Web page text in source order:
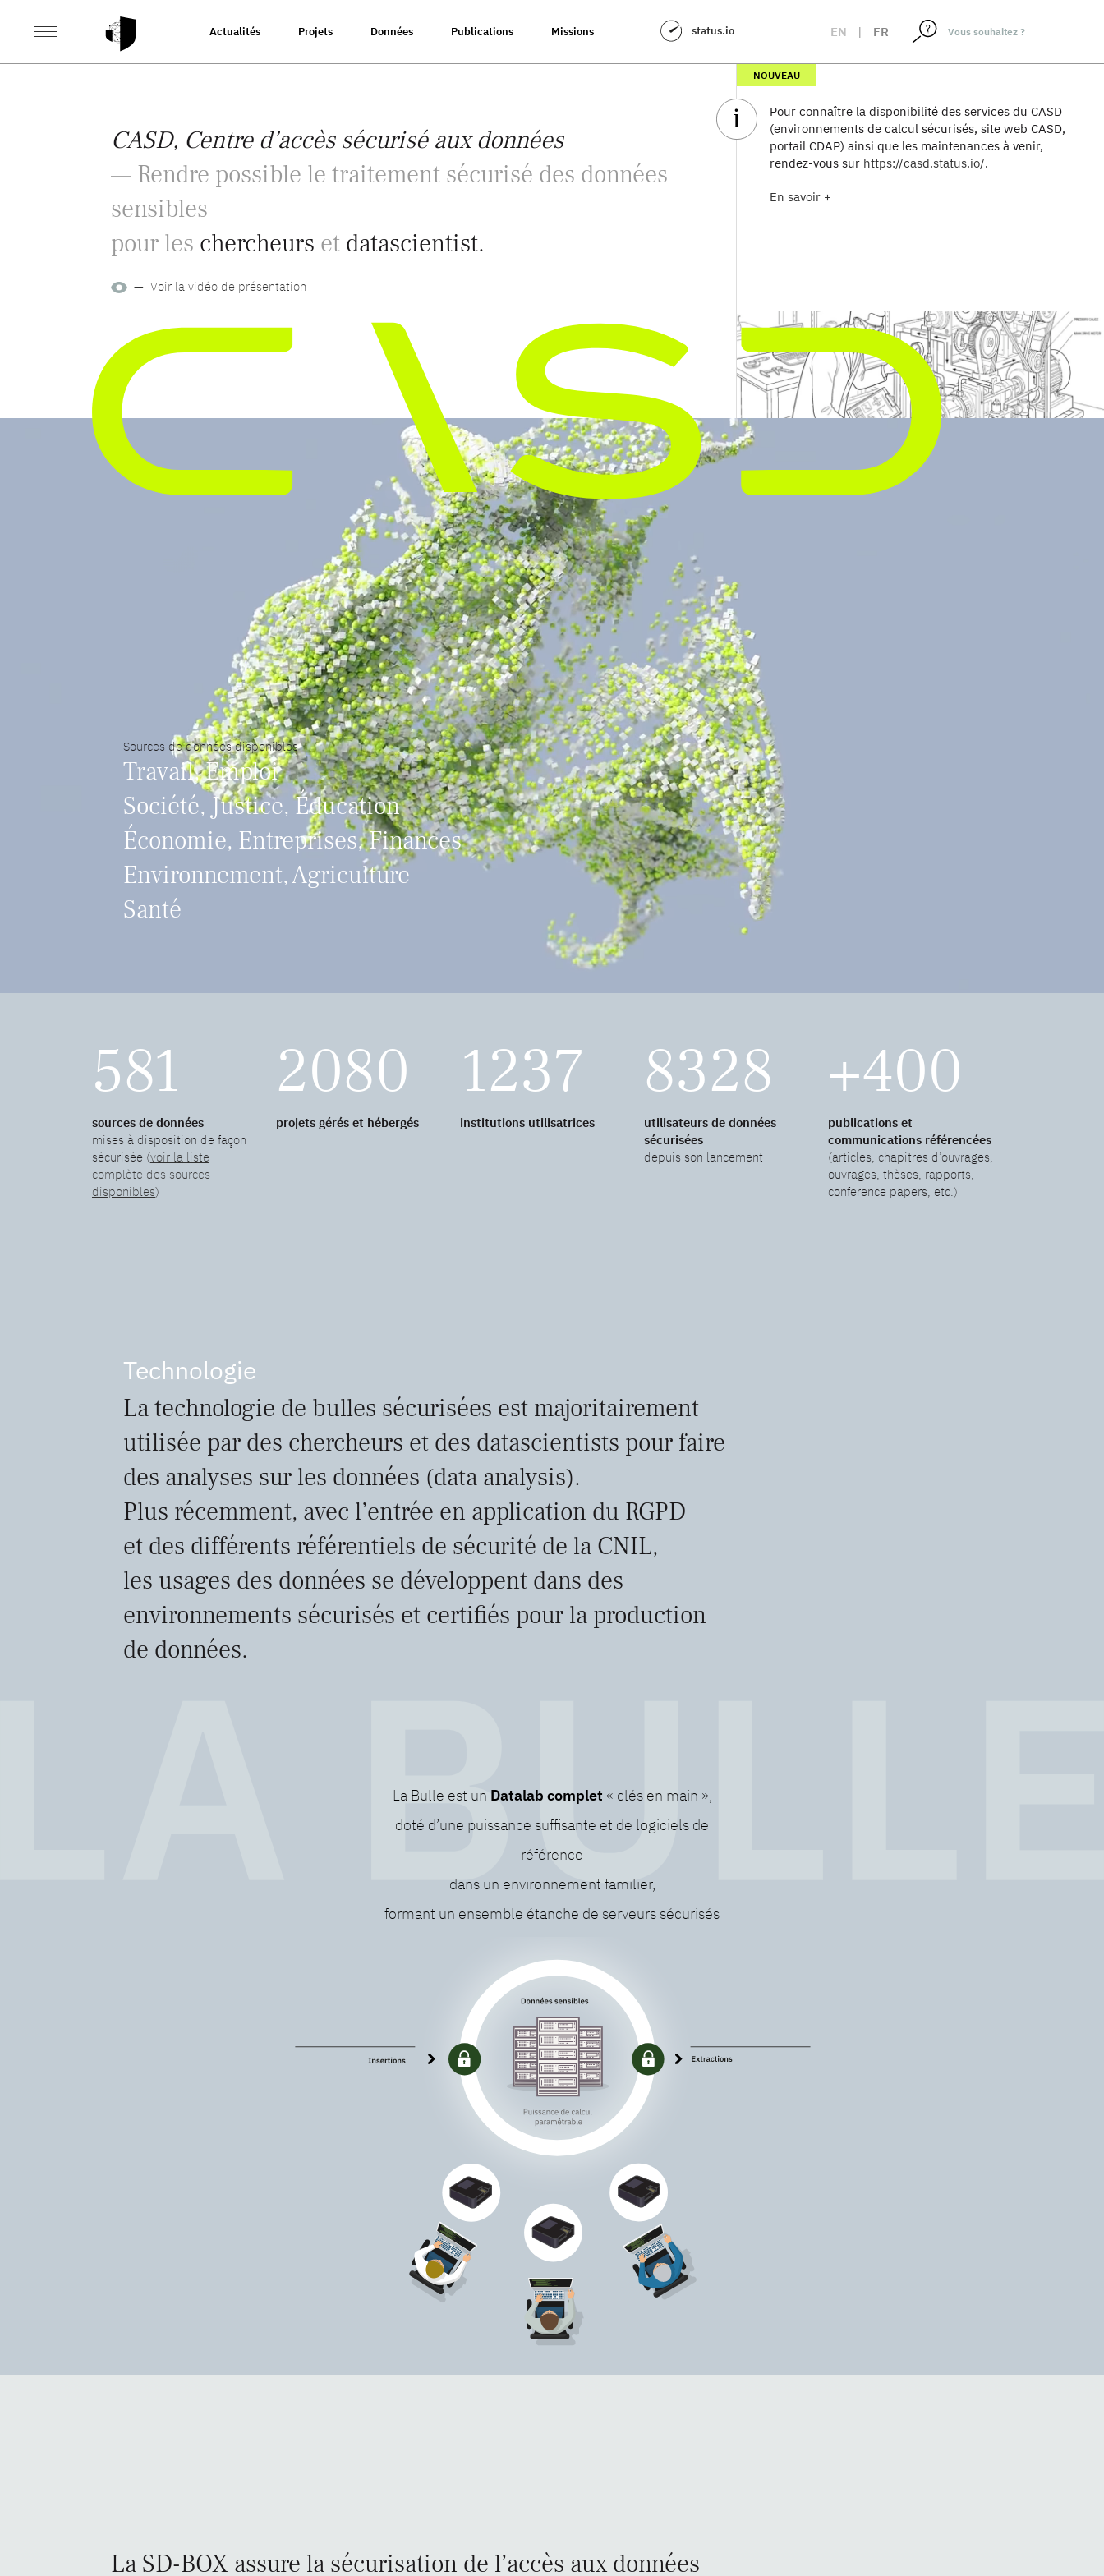
Actualités Projets Données Publications Missions status.io EN | FR
CASD, Centre d’accès sécurisé aux données
— Rendre possible le traitement sécurisé des données
sensibles
pour les chercheurs et datascientist.
— Voir la vidéo de présentation
NOUVEAU
Pour connaître la disponibilité des services du CASD
(environnements de calcul sécurisés, site web CASD,
portail CDAP) ainsi que les maintenances à venir,
rendez-vous sur https://casd.status.io/.
En savoir +
Sources de données disponibles
Travail, Emploi
Société, Justice, Éducation
Économie, Entreprises, Finances
Environnement, Agriculture
Santé
581
sources de données
mises à disposition de façon
sécurisée (voir la liste
complète des sources
disponibles)
2080
projets gérés et hébergés
1237
institutions utilisatrices
8328
utilisateurs de données
sécurisées
depuis son lancement
+400
publications et
communications référencées
(articles, chapitres d’ouvrages,
ouvrages, thèses, rapports,
conference papers, etc.)
Technologie
La technologie de bulles sécurisées est majoritairement
utilisée par des chercheurs et des datascientists pour faire
des analyses sur les données (data analysis).
Plus récemment, avec l’entrée en application du RGPD
et des différents référentiels de sécurité de la CNIL,
les usages des données se développent dans des
environnements sécurisés et certifiés pour la production
de données.
La Bulle est un Datalab complet « clés en main »,
doté d’une puissance suffisante et de logiciels de
référence
dans un environnement familier,
formant un ensemble étanche de serveurs sécurisés
La SD-BOX assure la sécurisation de l’accès aux données